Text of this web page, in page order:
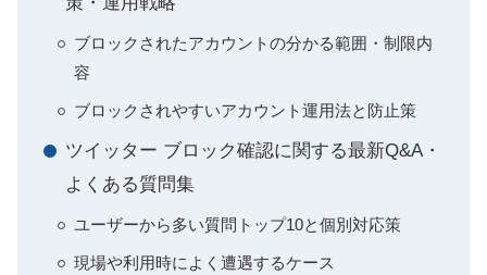
ブロックされたアカウントの分かる範囲・制限内
容
ブロックされやすいアカウント運用法と防止策
ツイッター ブロック確認に関する最新Q&A・
よくある質問集
ユーザーから多い質問トップ10と個別対応策
現場や利用時によく遭遇するケース